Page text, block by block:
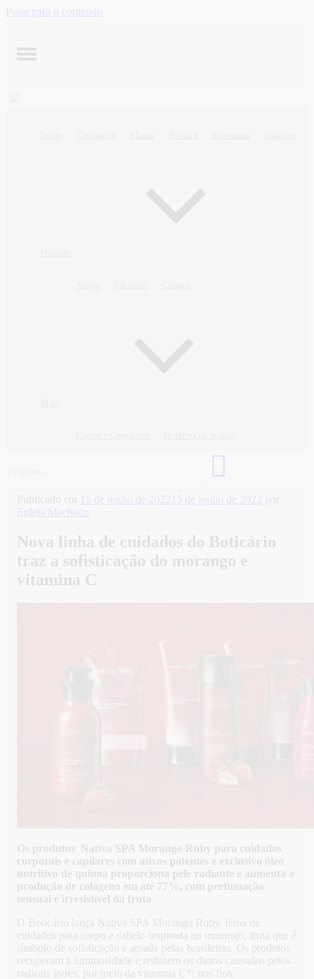
Pular para o conteúdo
Publicado em 15 de junho de 2022 15 de junho de 2022
por
Egleia Machado
Nova linha de cuidados do Boticário
traz a sofisticação do morango e
vitamina C
Os produtos Nativa SPA Morango Ruby para cuidados
corporais e capilares com ativos potentes e exclusivo óleo
nutritivo de quinoa proporciona pele radiante e aumenta a
produção de colágeno em até 77%, com perfumação
sensual e irresistível da fruta
O Boticário lança Nativa SPA Morango Ruby, linha de
cuidados para corpo e cabelo inspirada no morango, fruta que é
símbolo de sofisticação e amada pelas brasileiras. Os produtos
recuperam a luminosidade e reduzem os danos causados pelos
radicais livres, por meio da vitamina C*; nos fios,